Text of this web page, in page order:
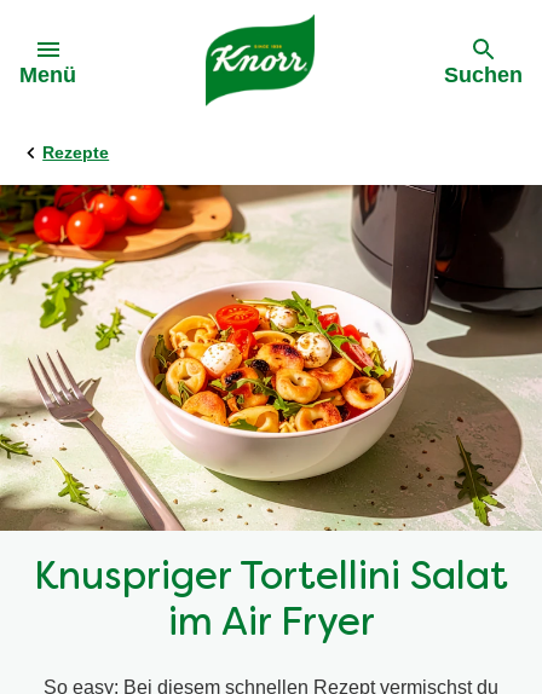
Menü Suchen
Rezepte
Knuspriger Tortellini Salat
im Air Fryer
So easy: Bei diesem schnellen Rezept vermischst du